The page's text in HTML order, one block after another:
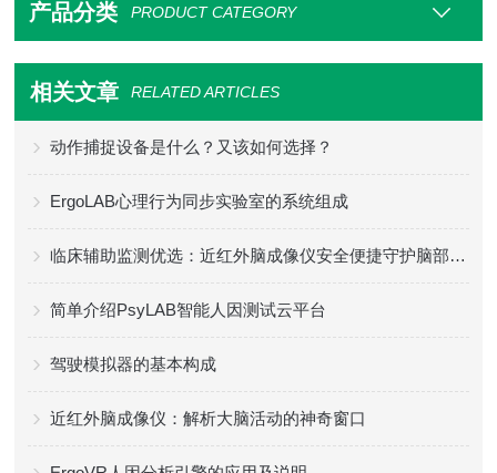
产品分类 PRODUCT CATEGORY
相关文章 RELATED ARTICLES
动作捕捉设备是什么？又该如何选择？
ErgoLAB心理行为同步实验室的系统组成
临床辅助监测优选：近红外脑成像仪安全便捷守护脑部健康评估
简单介绍PsyLAB智能人因测试云平台
驾驶模拟器的基本构成
近红外脑成像仪：解析大脑活动的神奇窗口